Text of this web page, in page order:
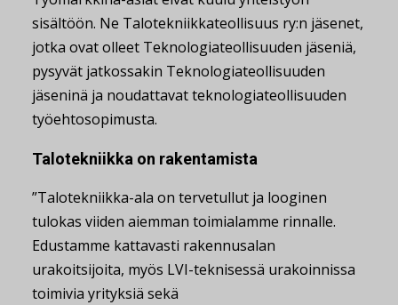
sisältöön. Ne Talotekniikkateollisuus ry:n jäsenet,
jotka ovat olleet Teknologiateollisuuden jäseniä,
pysyvät jatkossakin Teknologiateollisuuden
jäseninä ja noudattavat teknologiateollisuuden
työehtosopimusta.
Talotekniikka on rakentamista
”Talotekniikka-ala on tervetullut ja looginen
tulokas viiden aiemman toimialamme rinnalle.
Edustamme kattavasti rakennusalan
urakoitsijoita, myös LVI-teknisessä urakoinnissa
toimivia yrityksiä sekä